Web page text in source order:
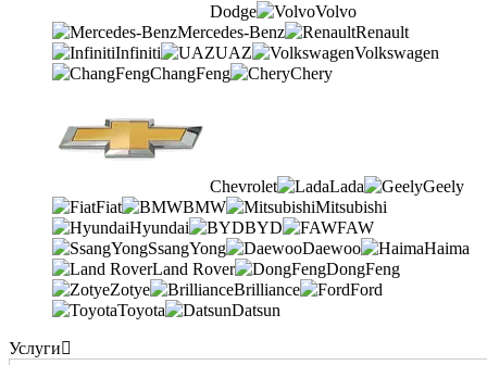
Dodge
Volvo
Mercedes-Benz
Renault
Infiniti
UAZ
Volkswagen
ChangFeng
Chery
Chevrolet Lada
Geely
Fiat
BMW
Mitsubishi
Hyundai
BYD
FAW
SsangYong
Daewoo
Haima
Land Rover
DongFeng
Zotye
Brilliance
Ford
Toyota
Datsun
Услуги